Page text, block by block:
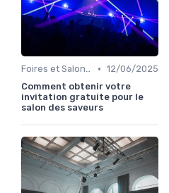
Foires et Salons Grand Public • 12/06/2025
Comment obtenir votre
invitation gratuite pour le
salon des saveurs